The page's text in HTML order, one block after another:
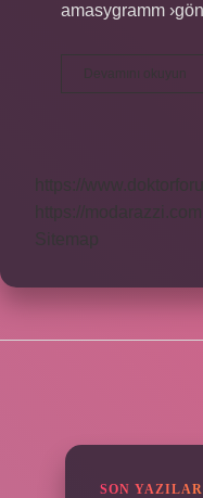
amasygramm
Devamını okuyun
https://
https://
Sitemap
SON YAZILAR